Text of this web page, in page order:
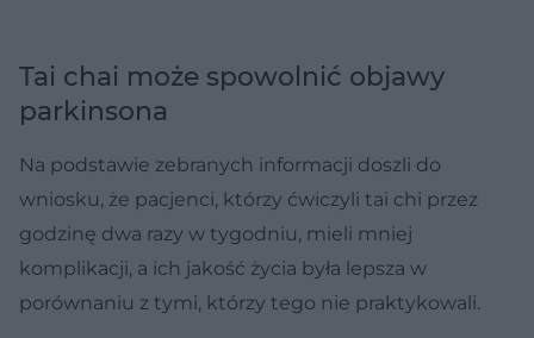
Tai chai może spowolnić objawy
parkinsona
Na podstawie zebranych informacji doszli do
wniosku, że pacjenci, którzy ćwiczyli tai chi przez
godzinę dwa razy w tygodniu, mieli mniej
komplikacji, a ich jakość życia była lepsza w
porównaniu z tymi, którzy tego nie praktykowali.